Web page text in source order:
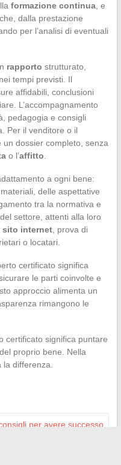
formazione continua, e
dalla prestazione
per l’analisi di eventuali
rapporto strutturato,
tempi previsti. Il
affidabili, conclusioni
L’accompagnamento
pedagogia e consigli
Per il venditore o il
dossier completo, senza
o l’affitto
a ogni bene:
delle aspettative
tra la normativa e
settore, attenti alla loro
sito internet, prova di
o locatari.
certificato significa
le parti coinvolte e
approccio alimenta un
rimangono le
certificato significa puntare
proprio bene. Nella
differenza.
per avere successo